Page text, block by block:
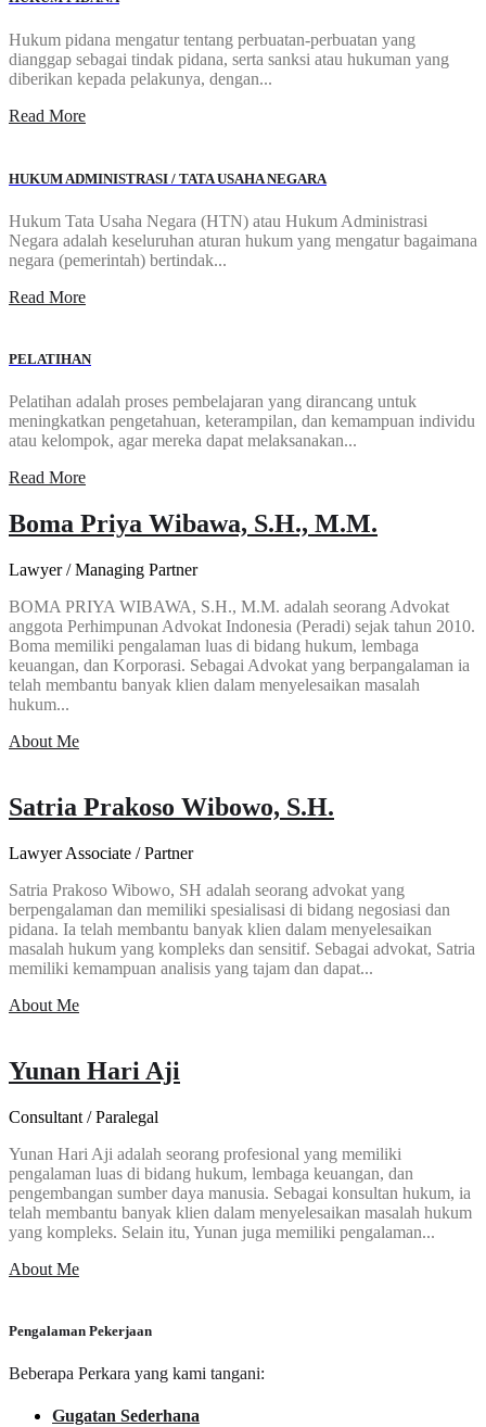
Hukum pidana mengatur tentang perbuatan-perbuatan yang
dianggap sebagai tindak pidana, serta sanksi atau hukuman yang
diberikan kepada pelakunya, dengan...
Read More
HUKUM ADMINISTRASI / TATA USAHA NEGARA
Hukum Tata Usaha Negara (HTN) atau Hukum Administrasi
Negara adalah keseluruhan aturan hukum yang mengatur bagaimana
negara (pemerintah) bertindak...
Read More
PELATIHAN
Pelatihan adalah proses pembelajaran yang dirancang untuk
meningkatkan pengetahuan, keterampilan, dan kemampuan individu
atau kelompok, agar mereka dapat melaksanakan...
Read More
Boma Priya Wibawa, S.H., M.M.
Lawyer / Managing Partner
BOMA PRIYA WIBAWA, S.H., M.M. adalah seorang Advokat
anggota Perhimpunan Advokat Indonesia (Peradi) sejak tahun 2010.
Boma memiliki pengalaman luas di bidang hukum, lembaga
keuangan, dan Korporasi. Sebagai Advokat yang berpangalaman ia
telah membantu banyak klien dalam menyelesaikan masalah
hukum...
About Me
Satria Prakoso Wibowo, S.H.
Lawyer Associate / Partner
Satria Prakoso Wibowo, SH adalah seorang advokat yang
berpengalaman dan memiliki spesialisasi di bidang negosiasi dan
pidana. Ia telah membantu banyak klien dalam menyelesaikan
masalah hukum yang kompleks dan sensitif. Sebagai advokat, Satria
memiliki kemampuan analisis yang tajam dan dapat...
About Me
Yunan Hari Aji
Consultant / Paralegal
Yunan Hari Aji adalah seorang profesional yang memiliki
pengalaman luas di bidang hukum, lembaga keuangan, dan
pengembangan sumber daya manusia. Sebagai konsultan hukum, ia
telah membantu banyak klien dalam menyelesaikan masalah hukum
yang kompleks. Selain itu, Yunan juga memiliki pengalaman...
About Me
Pengalaman Pekerjaan
Beberapa Perkara yang kami tangani:
Gugatan Sederhana